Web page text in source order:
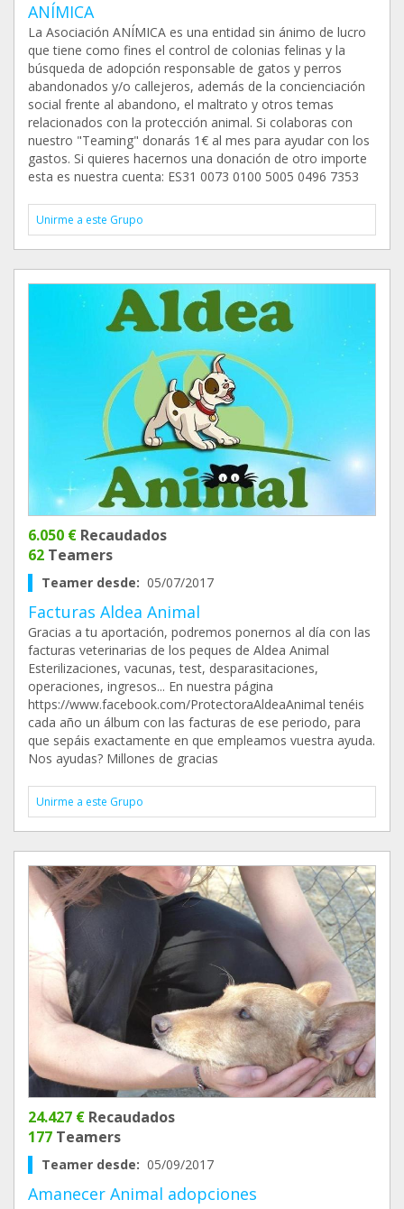
ANÍMICA
La Asociación ANÍMICA es una entidad sin ánimo de lucro
que tiene como fines el control de colonias felinas y la
búsqueda de adopción responsable de gatos y perros
abandonados y/o callejeros, además de la concienciación
social frente al abandono, el maltrato y otros temas
relacionados con la protección animal. Si colaboras con
nuestro "Teaming" donarás 1€ al mes para ayudar con los
gastos. Si quieres hacernos una donación de otro importe
esta es nuestra cuenta: ES31 0073 0100 5005 0496 7353
Unirme a este Grupo
6.050 € Recaudados
62 Teamers
Teamer desde: 05/07/2017
Facturas Aldea Animal
Gracias a tu aportación, podremos ponernos al día con las
facturas veterinarias de los peques de Aldea Animal
Esterilizaciones, vacunas, test, desparasitaciones,
operaciones, ingresos... En nuestra página
https://www.facebook.com/ProtectoraAldeaAnimal tenéis
cada año un álbum con las facturas de ese periodo, para
que sepáis exactamente en que empleamos vuestra ayuda.
Nos ayudas? Millones de gracias
Unirme a este Grupo
24.427 € Recaudados
177 Teamers
Teamer desde: 05/09/2017
Amanecer Animal adopciones